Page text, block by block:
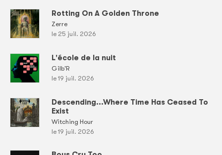
Rotting On A Golden Throne
Zerre
le 25 juil. 2026
L'école de la nuit
Gilb'R
le 19 juil. 2026
Descending...Where Time Has Ceased To
Exist
Witching Hour
le 19 juil. 2026